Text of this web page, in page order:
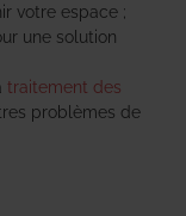
votre espace ;
une solution
traitement des
problèmes de